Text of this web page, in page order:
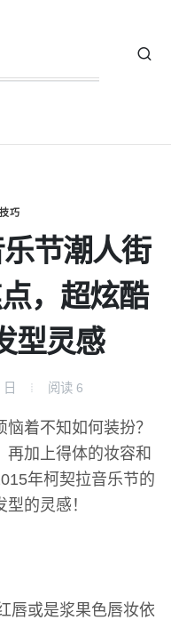
巧
节潮人街
，超炫酷
型灵感
阅读 6
着不知如何装扮？
再加上得体的妆容和
年柯契拉音乐节的
的灵感！
唇或是浆果色唇妆依